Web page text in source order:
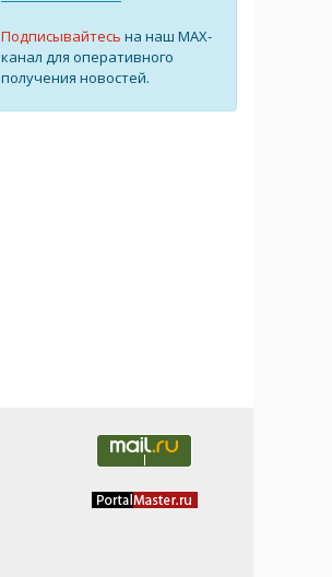
Подписывайтесь на наш MAX-
канал для оперативного
получения новостей.